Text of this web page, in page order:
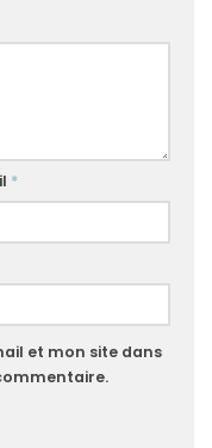
*
et mon site dans